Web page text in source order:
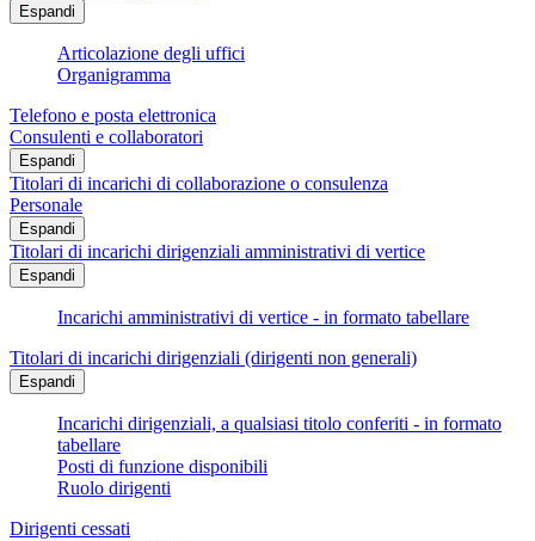
Espandi
Articolazione degli uffici
Organigramma
Telefono e posta elettronica
Consulenti e collaboratori
Espandi
Titolari di incarichi di collaborazione o consulenza
Personale
Espandi
Titolari di incarichi dirigenziali amministrativi di vertice
Espandi
Incarichi amministrativi di vertice - in formato tabellare
Titolari di incarichi dirigenziali (dirigenti non generali)
Espandi
Incarichi dirigenziali, a qualsiasi titolo conferiti - in formato
tabellare
Posti di funzione disponibili
Ruolo dirigenti
Dirigenti cessati